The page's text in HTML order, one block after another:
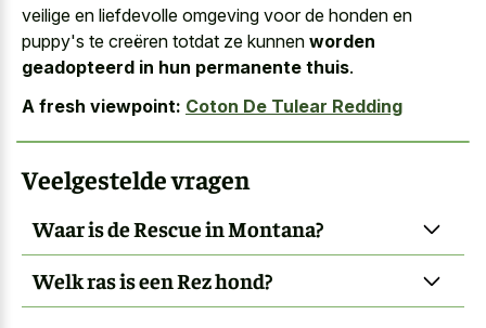
veilige en liefdevolle omgeving voor de honden en
puppy's te creëren totdat ze kunnen worden
geadopteerd in hun permanente thuis.
A fresh viewpoint: Coton De Tulear Redding
Veelgestelde vragen
Waar is de Rescue in Montana?
Welk ras is een Rez hond?